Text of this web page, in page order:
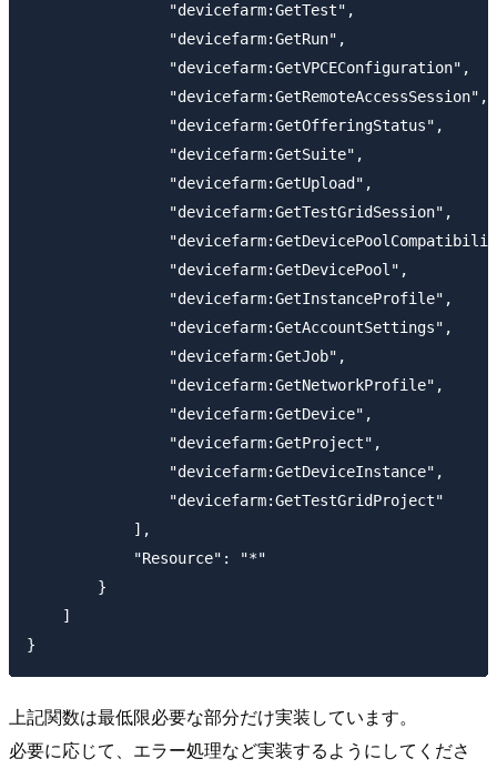
                "devicefarm:GetTest",
                "devicefarm:GetRun",
                "devicefarm:GetVPCEConfiguration",
                "devicefarm:GetRemoteAccessSession",
                "devicefarm:GetOfferingStatus",
                "devicefarm:GetSuite",
                "devicefarm:GetUpload",
                "devicefarm:GetTestGridSession",
                "devicefarm:GetDevicePool",
                "devicefarm:GetInstanceProfile",
                "devicefarm:GetAccountSettings",
                "devicefarm:GetJob",
                "devicefarm:GetNetworkProfile",
                "devicefarm:GetDevice",
                "devicefarm:GetProject",
                "devicefarm:GetDeviceInstance",
                "devicefarm:GetTestGridProject"
            ],
            "Resource": "*"
        }
    ]
上記関数は最低限必要な部分だけ実装しています。
必要に応じて、エラー処理など実装するようにしてくださ